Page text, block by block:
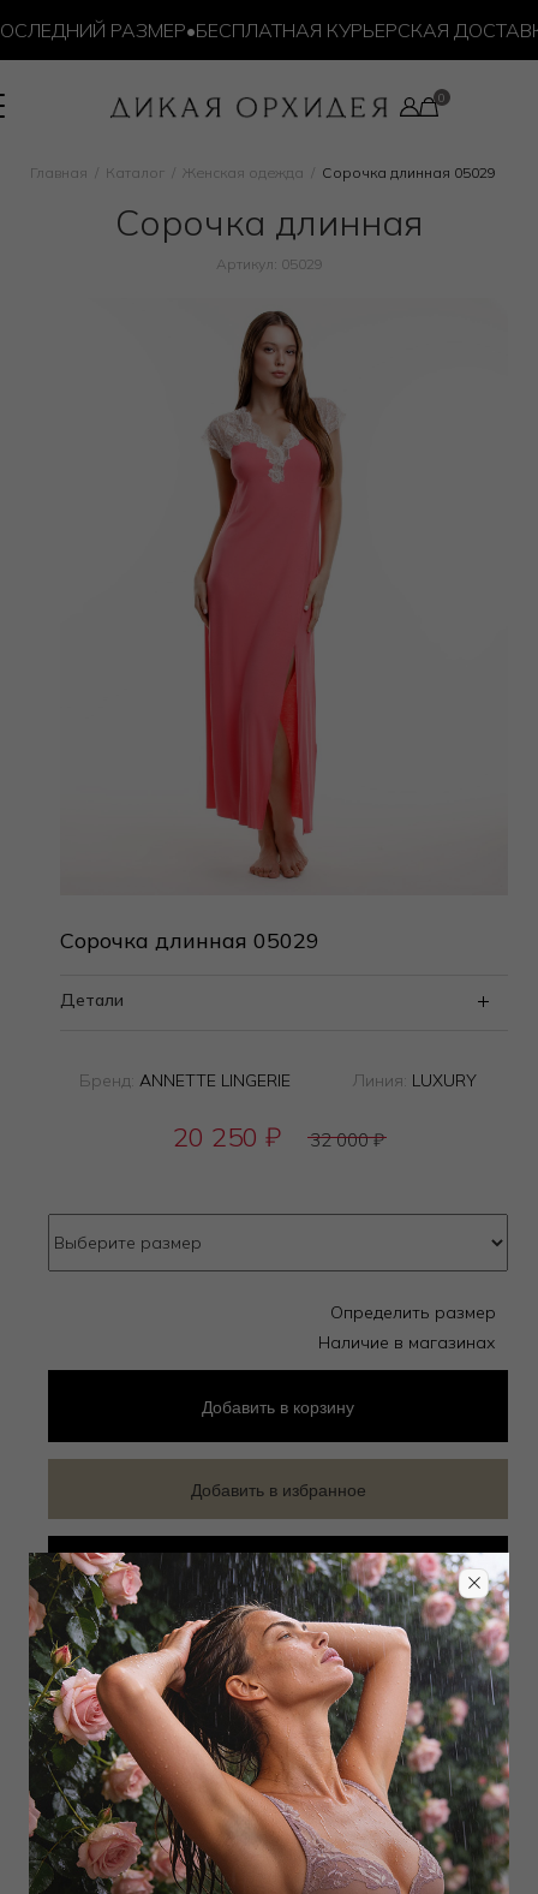
РАЗМЕР•БЕСПЛАТНАЯ КУРЬЕРСКАЯ ДОСТАВКА
Главная Каталог Женская одежда Сорочка длинная 05029
Дополнить образ
Сорочка длинная
Артикул: 05029
Сорочка длинная 05029
Детали
Бренд: ANNETTE LINGERIE Линия: LUXURY
20 250 ₽ 32 000₽
Определить размер
Наличие в магазинах
Добавить в корзину
Добавить в избранное
Забронировать в магазине